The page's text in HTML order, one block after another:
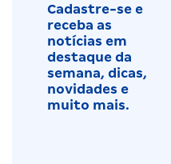
Cadastre-se e
receba as
notícias em
destaque da
semana, dicas,
novidades e
muito mais.